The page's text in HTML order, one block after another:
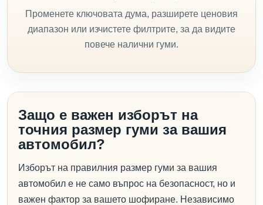
Променете ключовата дума, разширете ценовия
диапазон или изчистете филтрите, за да видите
повече налични гуми.
Защо е важен изборът на
точния размер гуми за вашия
автомобил?
Изборът на правилния размер гуми за вашия
автомобил е не само въпрос на безопасност, но и
важен фактор за вашето шофиране. Независимо